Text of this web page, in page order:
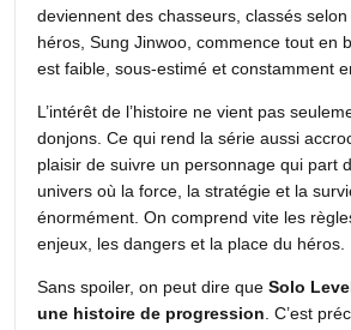
deviennent des chasseurs, classés
héros, Sung Jinwoo, commence tout en
est faible, sous-estimé et constamment
L’intérêt de l’histoire ne vient pas
donjons. Ce qui rend la série aussi
plaisir de suivre un personnage qui part
univers où la force, la stratégie et la
énormément. On comprend vite les
enjeux, les dangers et la place du héros.
Sans spoiler, on peut dire que Solo
une histoire de progression. C’est